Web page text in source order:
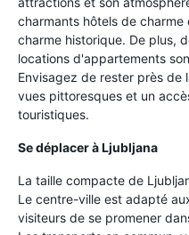
charmants hôtels de charme
charme historique. De plus,
locations d'appartements
Envisagez de rester près de
vues pittoresques et un
touristiques.
Se déplacer à Ljubljana
La taille compacte de
Le centre-ville est adapté
visiteurs de se promener